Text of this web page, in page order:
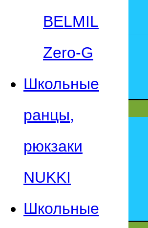
BELMIL
Zero-G
Школьные
ранцы,
рюкзаки
NUKKI
Школьные